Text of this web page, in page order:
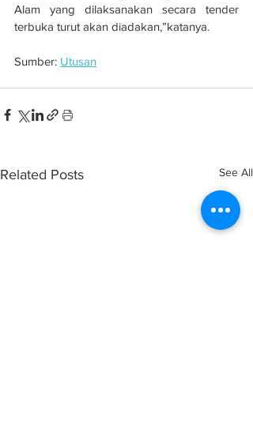
Alam yang dilaksanakan secara tender
terbuka turut akan diadakan,”katanya.
Sumber: Utusan
Related Posts See All